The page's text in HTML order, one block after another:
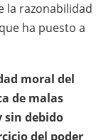
la razonabilidad
ha puesto a
moral del
de malas
sin debido
del poder